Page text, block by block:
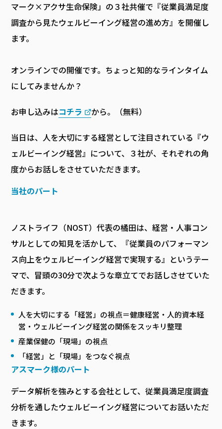
マーク×アクサ生命保険」の３社共催で『従業員満足度
調査から見たウェルビーイング経営の進め方』を開催し
ます。
オンラインでの開催です。ちょっと知的なラインタイム
にしてみませんか？
お申し込みはコチラ から。（無料）
当日は、人を大切にする経営として注目されている『ウ
ェルビーイング経営』について、３社が、それぞれの角
度からお話しをさせていただきます。
当社のパート
ノストライフ（NOST）代表の橘田は、経営・人事コン
サルとしての知見を活かして、『従業員のパフォーマン
ス向上をウェルビーイング経営で実現する』というテー
マで、冒頭の30分で次ような章立てでお話しさせていた
だきます。
人を大切にする「経営」の視点＝健康経営・人的資本経
営・ウェルビーイング経営の関係をスッキリ整理
産業保健の「現場」の視点
「経営」と「現場」をつなぐ視点
アスマーク様のパート
データ解析を強みとする会社として、従業員満足度調査
分析を通したウェルビーイング経営についてお話いただ
きます。